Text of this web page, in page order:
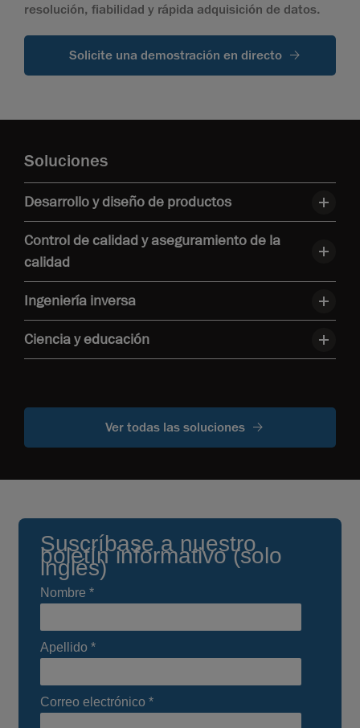
resolución, fiabilidad y rápida adquisición de datos.
Solicite una demostración en directo
Soluciones
Desarrollo y diseño de productos
Control de calidad y aseguramiento de la
calidad
Ingeniería inversa
Ciencia y educación
Ver todas las soluciones